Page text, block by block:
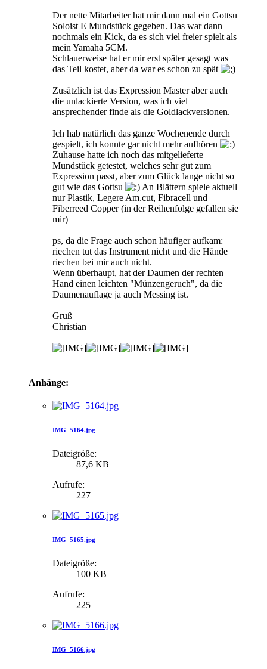
Der nette Mitarbeiter hat mir dann mal ein Gottsu
Soloist E Mundstück gegeben. Das war dann
nochmals ein Kick, da es sich viel freier spielt als
mein Yamaha 5CM.
Schlauerweise hat er mir erst später gesagt was
das Teil kostet, aber da war es schon zu spät
Zusätzlich ist das Expression Master aber auch
die unlackierte Version, was ich viel
ansprechender finde als die Goldlackversionen.
Ich hab natürlich das ganze Wochenende durch
gespielt, ich konnte gar nicht mehr aufhören
Zuhause hatte ich noch das mitgelieferte
Mundstück getestet, welches sehr gut zum
Expression passt, aber zum Glück lange nicht so
gut wie das Gottsu
An Blättern spiele aktuell
nur Plastik, Legere Am.cut, Fibracell und
Fiberreed Copper (in der Reihenfolge gefallen sie
mir)
ps, da die Frage auch schon häufiger aufkam:
riechen tut das Instrument nicht und die Hände
riechen bei mir auch nicht.
Wenn überhaupt, hat der Daumen der rechten
Hand einen leichten "Münzengeruch", da die
Daumenauflage ja auch Messing ist.
Gruß
Christian
Anhänge:
IMG_5164.jpg
Dateigröße:
87,6 KB
Aufrufe:
227
IMG_5165.jpg
Dateigröße:
100 KB
Aufrufe:
225
IMG_5166.jpg